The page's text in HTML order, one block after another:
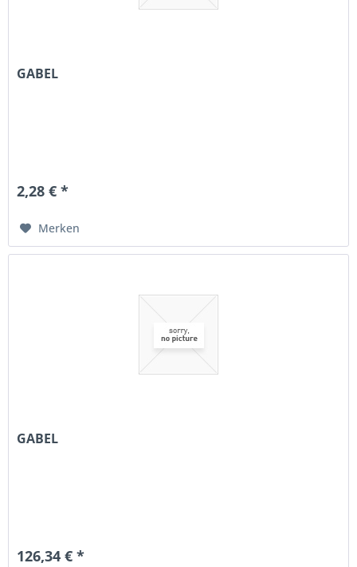
GABEL
2,28 € *
Merken
GABEL
126,34 € *